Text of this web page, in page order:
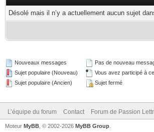
Désolé mais il n’y a actuellement aucun sujet
Nouveaux messages
Sujet populaire (Nouveau)
Sujet populaire (Ancien)
Pas de nouveau
Vous avez participé à
Sujet fermé
L’équipe du forum Contact Forum de Passion
Moteur MyBB , © 2002-2026 MyBB Group